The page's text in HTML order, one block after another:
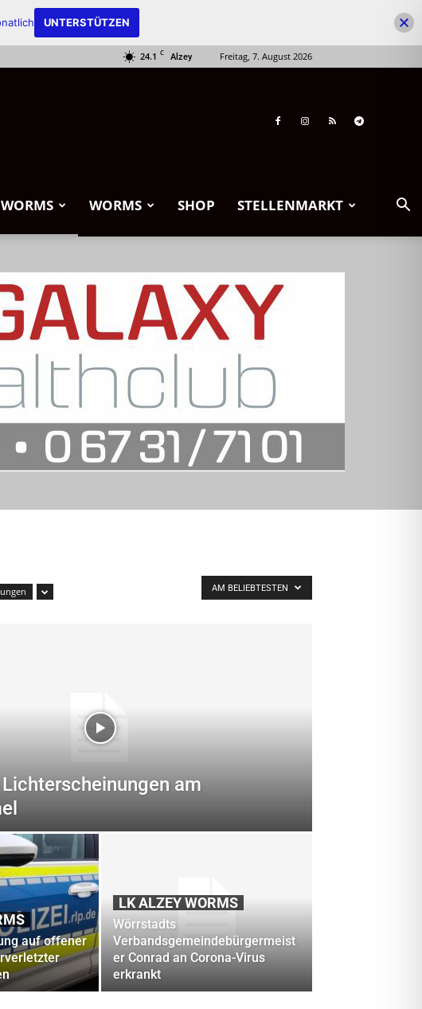
24.1 C Alzey Freitag, 7. August 2026
WORMS SHOP STELLENMARKT
AM BELIEBTESTEN
am
auf offener
LK ALZEY WORMS
Wörrstadts
Verbandsgemeindebürgermeist
er Conrad an Corona-Virus
erkrankt
UNTERSTÜTZEN